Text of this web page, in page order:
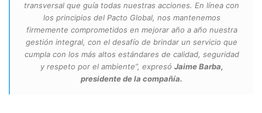
transversal que guía todas nuestras acciones. En línea con
los principios del Pacto Global, nos mantenemos
firmemente comprometidos en mejorar año a año nuestra
gestión integral, con el desafío de brindar un servicio que
cumpla con los más altos estándares de calidad, seguridad
y respeto por el ambiente”, expresó Jaime Barba,
presidente de la compañía.